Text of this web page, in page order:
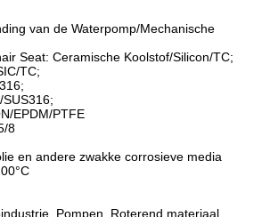
van de Waterpomp/Mechanische
Seat: Ceramische Koolstof/Silicon/TC;
TC;
EPDM/PTFE
8
en andere zwakke corrosieve media
Pompen, Roterend materiaal,